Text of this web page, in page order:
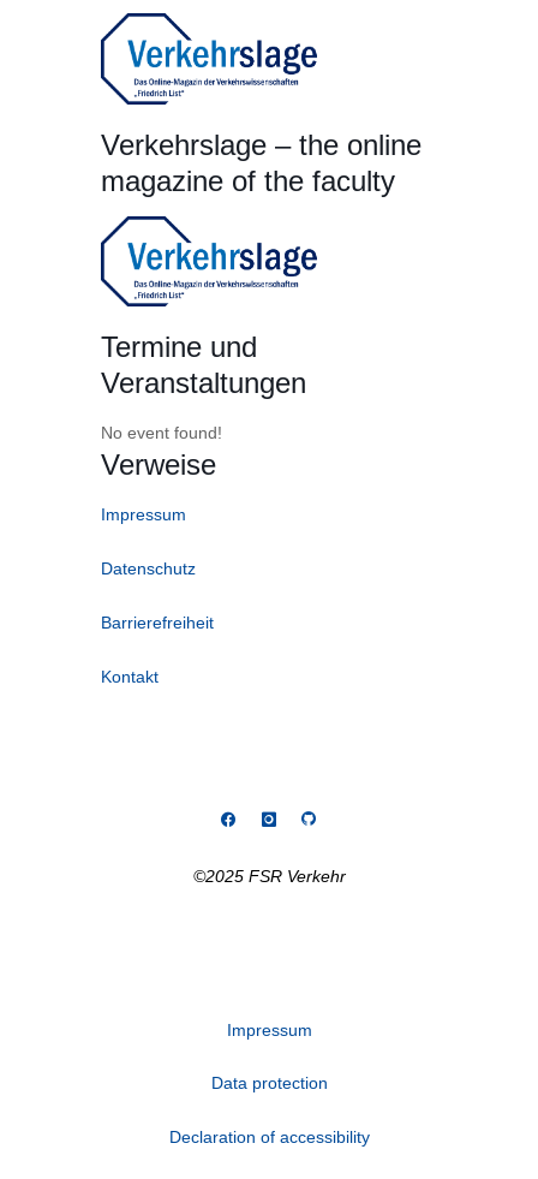
Verkehrslage – the online
magazine of the faculty
Termine und
Veranstaltungen
No event found!
Verweise
Impressum
Datenschutz
Barrierefreiheit
Kontakt
©2025 FSR Verkehr
Impressum
Data protection
Declaration of accessibility